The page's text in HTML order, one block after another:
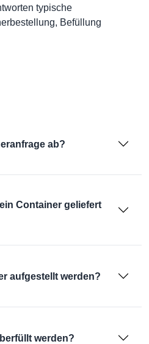
typische
Befüllung
ab?
Container geliefert
aufgestellt werden?
werden?